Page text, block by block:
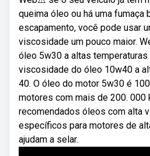
queima óleo ou há uma fumaça
escapamento, você pode usar
viscosidade um pouco maior.
óleo 5w30 a altas temperaturas
viscosidade do óleo 10w40 a
40. O óleo do motor 5w30 é
motores com mais de 200. 000
recomendados óleos com alta
específicos para motores de
ajudam a selar.